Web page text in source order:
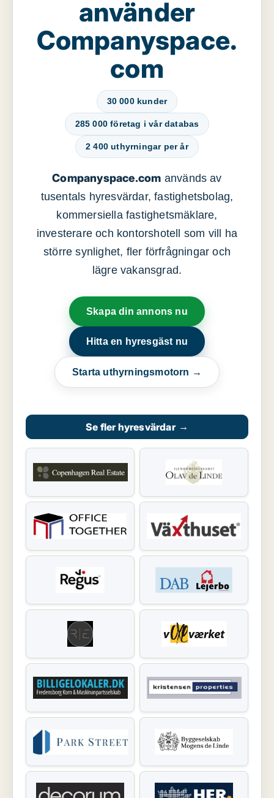
använder
Companyspace.
com
30 000 kunder
285 000 företag i vår databas
2 400 uthyrningar per år
Companyspace.com används av
tusentals hyresvärdar, fastighetsbolag,
kommersiella fastighetsmäklare,
investerare och kontorshotell som vill ha
större synlighet, fler förfrågningar och
lägre vakansgrad.
Skapa din annons nu
Hitta en hyresgäst nu
Starta uthyrningsmotorn →
Se fler hyresvärdar →